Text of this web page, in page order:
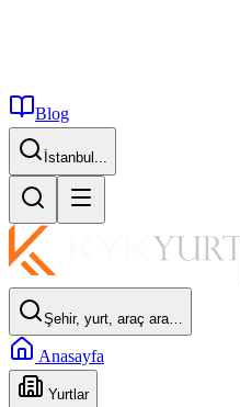
Blog
İstanbul...
Şehir, yurt, araç ara…
Anasayfa
Yurtlar